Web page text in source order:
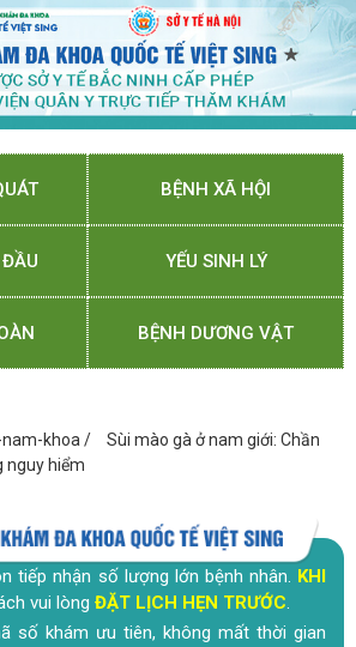
BỆNH XÃ HỘI
YẾU SINH LÝ
BỆNH DƯƠNG VẬT
nam-khoa /
Sùi mào gà ở nam giới: Chần
nguy hiểm
tiếp nhận số lượng lớn bệnh nhân. KHI
vui lòng ĐẶT LỊCH HẸN TRƯỚC.
số khám ưu tiên, không mất thời gian